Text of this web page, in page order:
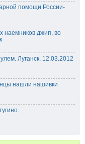
помощи России-
наемников джип, во
Луганск. 12.03.2012
нашли нашивки